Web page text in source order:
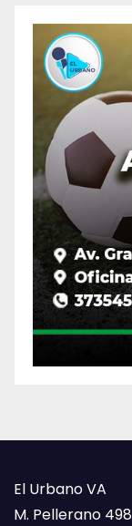
El Urbano VA
M. Pellerano 498